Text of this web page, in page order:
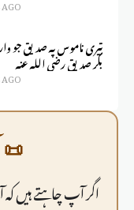
تیری ناموس پہ صدیق جو
بکر صدیق رضی اللہ عنہ
اگر آپ چاہتے ہیں